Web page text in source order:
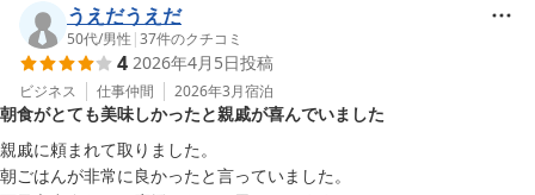
みとなります。
これからも快適にお過ごしいただける空間づくりと、より良い朝食
の提供に努めてまいります。
またのお越しを心よりお待ちしております。
ホテルたいよう農園古三津
フロントスタッフ一同
うえだうえだ
50代/男性 |37件のクチコミ
4 2026年4月5日投稿
ビジネス 仕事仲間 2026年3月宿泊
朝食がとても美味しかったと親戚が喜んでいました
親戚に頼まれて取りました。
朝ごはんが非常に良かったと言っていました。